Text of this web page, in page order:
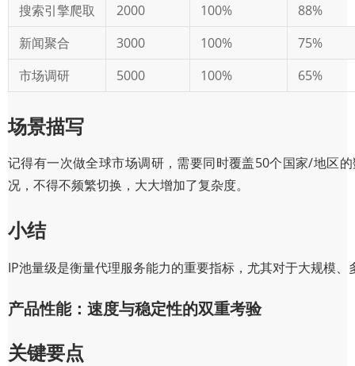
搜索引擎爬取
2000 100%
88%
新闻聚合
3000 100%
75%
市场调研
5000 100% 65%
场景描写
记得有一次做全球市场调研，需要同时覆盖50个国家/地区
况，不得不频繁切换，大大增加了复杂度。
小结
IP池量级是衡量代理服务能力的重要指标，尤其对于大规模
产品性能：速度与稳定性的双重考验
关键要点